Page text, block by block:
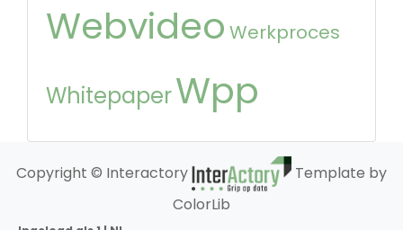
Webvideo Werkproces
WhitepaperWpp
Copyright © Interactory
Template by
ColorLib